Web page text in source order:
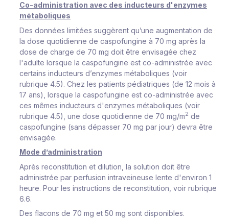
Co-administration avec des inducteurs d'enzymes
métaboliques
Des données limitées suggèrent qu’une augmentation de
la dose quotidienne de caspofungine à 70 mg après la
dose de charge de 70 mg doit être envisagée chez
l'adulte lorsque la caspofungine est co-administrée avec
certains inducteurs d’enzymes métaboliques (voir
rubrique 4.5). Chez les patients pédiatriques (de 12 mois à
17 ans), lorsque la caspofungine est co-administrée avec
ces mêmes inducteurs d'enzymes métaboliques (voir
rubrique 4.5), une dose quotidienne de 70 mg/m2 de
caspofungine (sans dépasser 70 mg par jour) devra être
envisagée.
Mode d’administration
Après reconstitution et dilution, la solution doit être
administrée par perfusion intraveineuse lente d'environ 1
heure. Pour les instructions de reconstitution, voir rubrique
6.6.
Des flacons de 70 mg et 50 mg sont disponibles.